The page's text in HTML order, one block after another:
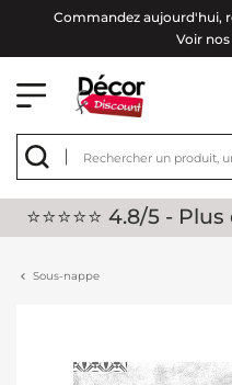
Commandez aujourd'hui,
Voir
⭐⭐⭐⭐⭐ 4.8/5 -
Sous-nappe